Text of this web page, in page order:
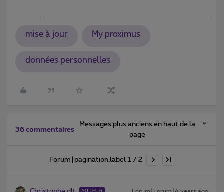
mise à jour My proximus
données personnelles
36 commentaires
Messages plus anciens en haut de la
page
Forum|pagination.label 1 / 2